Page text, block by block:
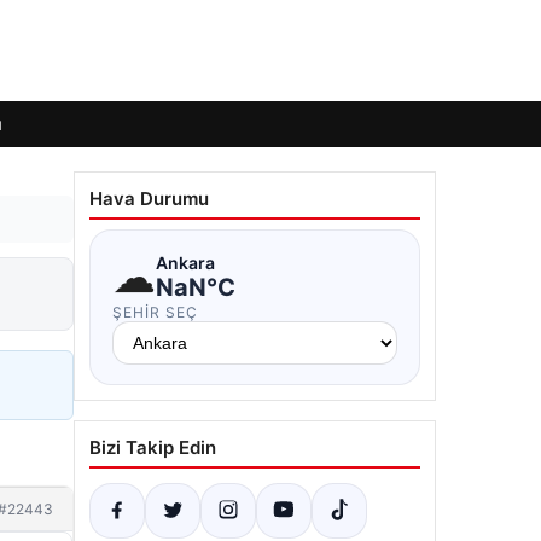
Hava Durumu
☁Ankara
NaN°C
ŞEHIR SEÇ
Bizi Takip Edin